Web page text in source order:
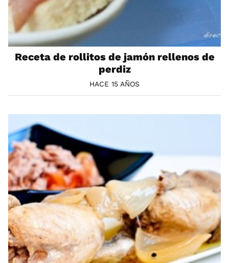
Receta de rollitos de jamón rellenos de
perdiz
HACE 15 AÑOS